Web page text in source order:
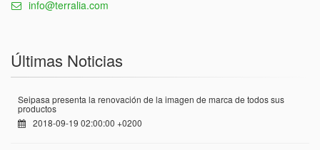
info@terralia.com
Últimas Noticias
Seipasa presenta la renovación de la imagen de marca de todos sus
productos
2018-09-19 02:00:00 +0200